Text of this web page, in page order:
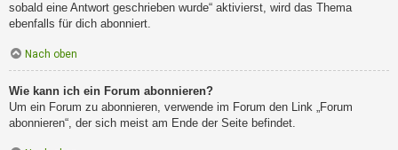
sobald eine Antwort geschrieben wurde“ aktivierst, wird das Thema
ebenfalls für dich abonniert.
Nach oben
Wie kann ich ein Forum abonnieren?
Um ein Forum zu abonnieren, verwende im Forum den Link „Forum
abonnieren“, der sich meist am Ende der Seite befindet.